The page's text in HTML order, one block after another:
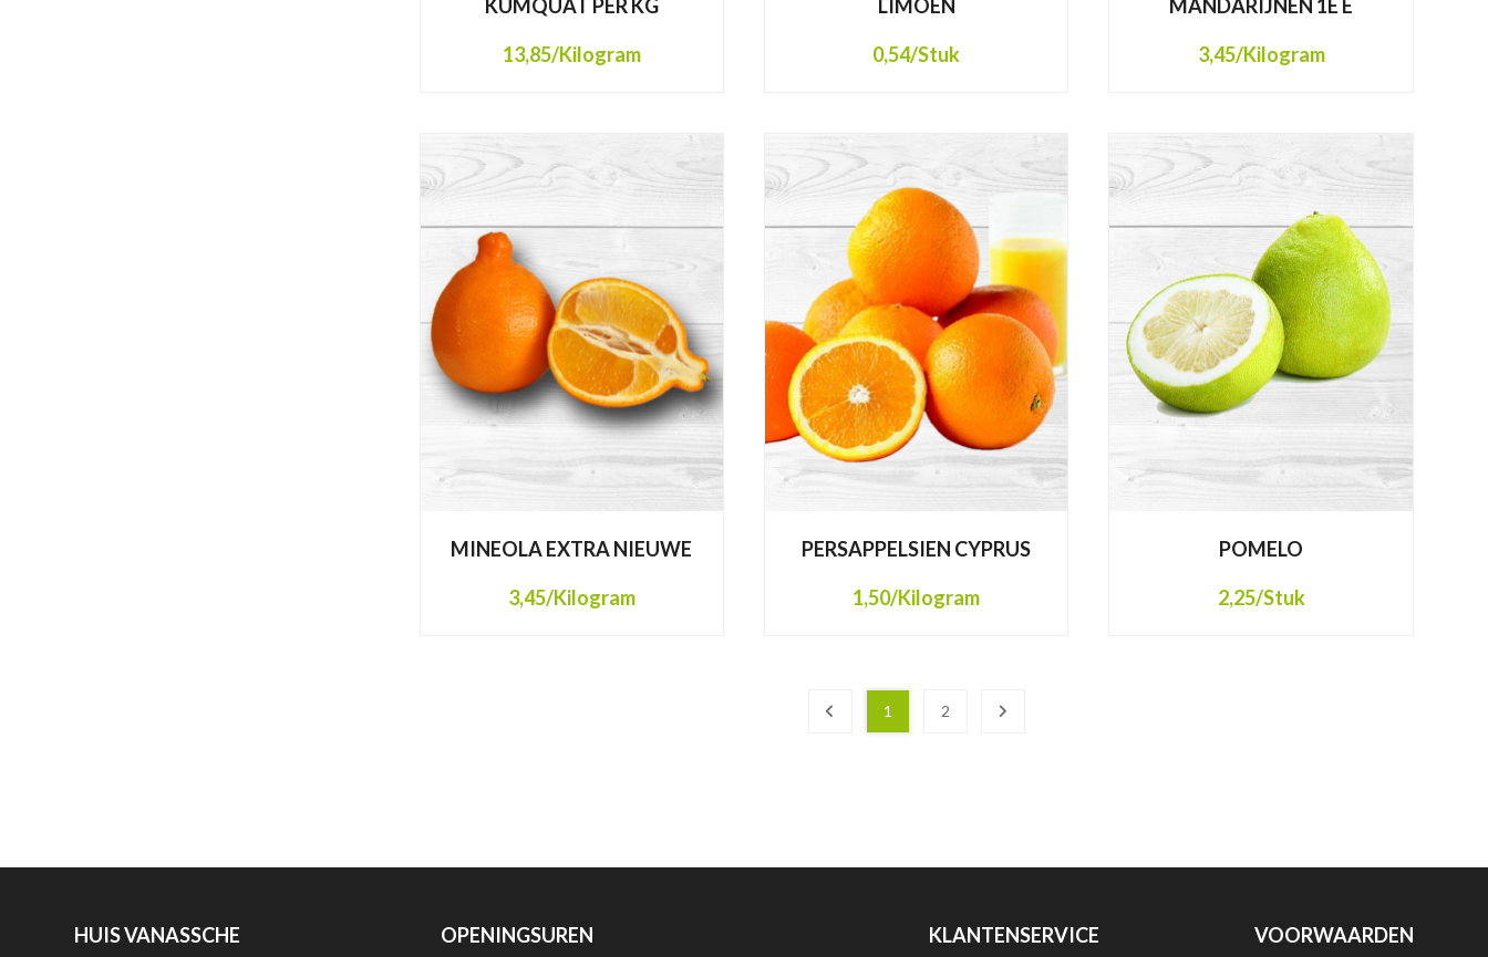
KUMQUAT PER KG
13,85/Kilogram
LIMOEN
0,54/Stuk
MANDARIJNEN 1E E
3,45/Kilogram
MINEOLA EXTRA NIEUWE
3,45/Kilogram
PERSAPPELSIEN CYPRUS
1,50/Kilogram
POMELO
2,25/Stuk
1 2
HUIS VANASSCHE OPENINGSUREN KLANTENSERVICE VOORWAARDEN